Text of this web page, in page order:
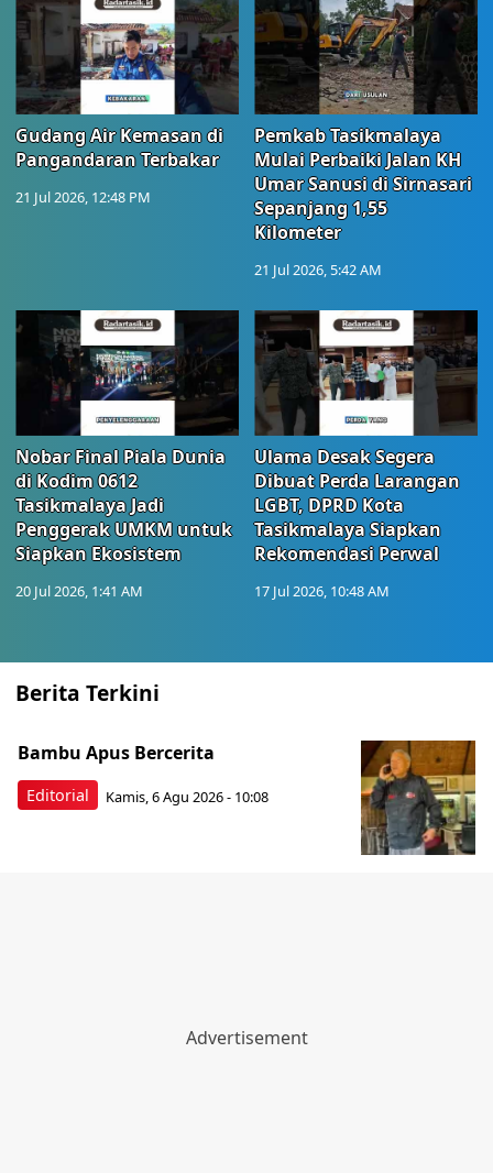
Gudang Air Kemasan di
Pangandaran Terbakar
21 Jul 2026, 12:48 PM
Pemkab Tasikmalaya
Mulai Perbaiki Jalan KH
Umar Sanusi di Sirnasari
Sepanjang 1,55
Kilometer
21 Jul 2026, 5:42 AM
Nobar Final Piala Dunia
di Kodim 0612
Tasikmalaya Jadi
Penggerak UMKM untuk
Siapkan Ekosistem
20 Jul 2026, 1:41 AM
Ulama Desak Segera
Dibuat Perda Larangan
LGBT, DPRD Kota
Tasikmalaya Siapkan
Rekomendasi Perwal
17 Jul 2026, 10:48 AM
Berita Terkini
Editorial
Bambu Apus Bercerita
Kamis, 6 Agu 2026 - 10:08